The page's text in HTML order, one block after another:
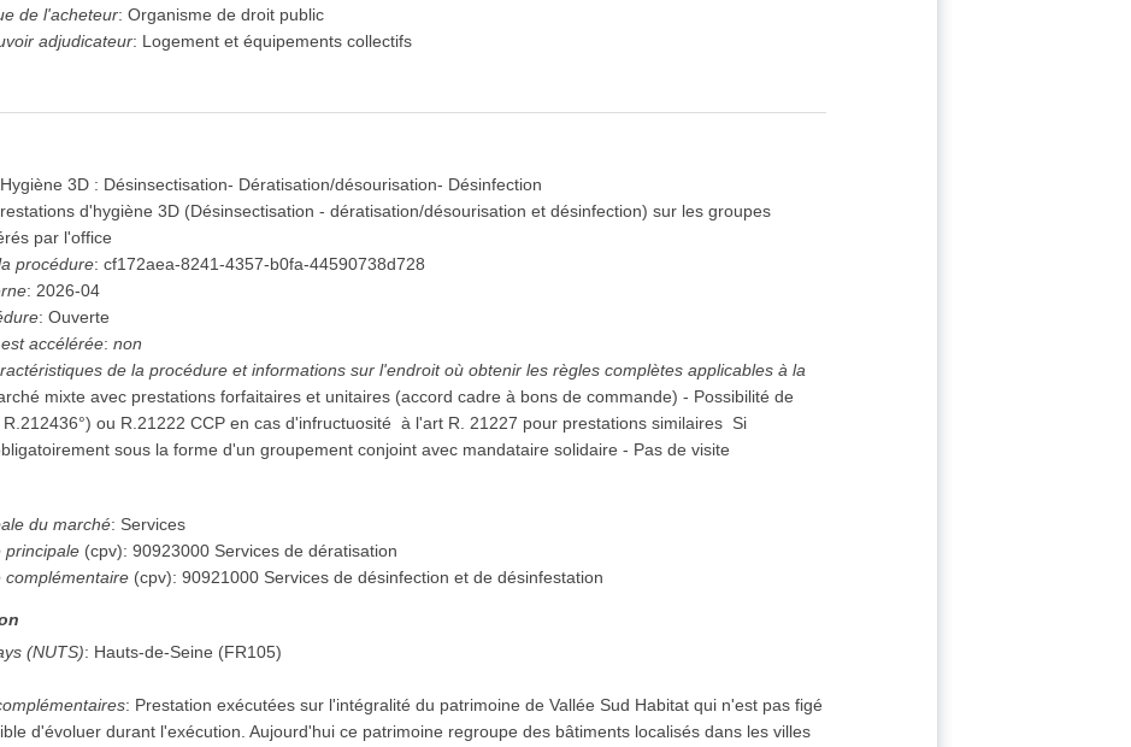
de l'acheteur:Organisme de droit public
adjudicateur: Logement et équipements collectifs
3D : Désinsectisation- Dératisation/désourisation- Désinfection
d'hygiène 3D (Désinsectisation - dératisation/désourisation et désinfection) sur les groupes
par l'office
procédure:cf172aea-8241-4357-b0fa-44590738d728
:2026-04
:Ouverte
accélérée:non
de la procédure et informations sur l'endroit où obtenir les règles complètes applicables à la
mixte avec prestations forfaitaires et unitaires (accord cadre à bons de commande) - Possibilité de
ou R.2122­2 CCP en cas d'infructuosité ­ à l'art R. 2122­7 pour prestations similaires ­ Si
sous la forme d'un groupement conjoint avec mandataire solidaire - Pas de visite
du marché: Services
principale (cpv):90923000 Services de dératisation
complémentaire (cpv):90921000 Services de désinfection et de désinfestation
(NUTS): Hauts-de-Seine (FR105)
: Prestation exécutées sur l'intégralité du patrimoine de Vallée Sud Habitat qui n'est pas figé
d'évoluer durant l'exécution. Aujourd'hui ce patrimoine regroupe des bâtiments localisés dans les villes